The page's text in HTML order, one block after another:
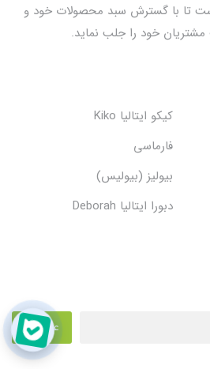
تا با گسترش سبد محصولات خود و
مشتریان خود را جلب نماید.
کیکو ایتالیا Kiko
فارماسی
بیولیز (بیولیس)
دبورا ایتالیا Deborah
عضویت